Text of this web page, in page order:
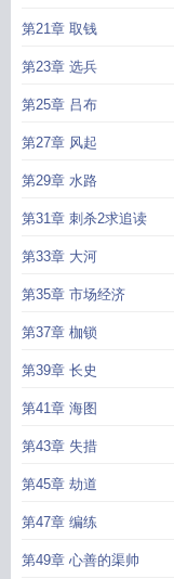
第21章 取钱
第23章 选兵
第25章 吕布
第27章 风起
第29章 水路
第31章 刺杀2求追读
第33章 大河
第35章 市场经济
第37章 枷锁
第39章 长史
第41章 海图
第43章 失措
第45章 劫道
第47章 编练
第49章 心善的渠帅